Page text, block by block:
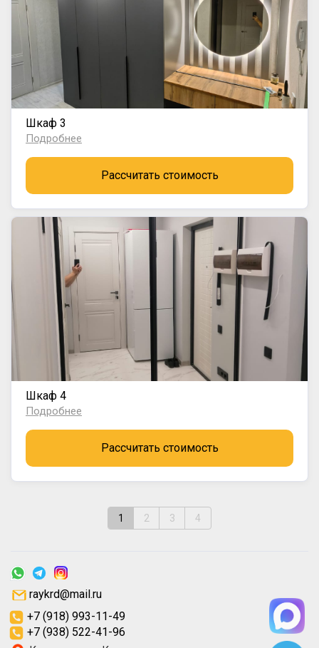
Шкаф 3
Подробнее
Рассчитать стоимость
Шкаф 4
Подробнее
Рассчитать стоимость
1 2 3 4
+7 (918) 993-11-49
+7 (938) 522-41-96
raykrd@mail.ru